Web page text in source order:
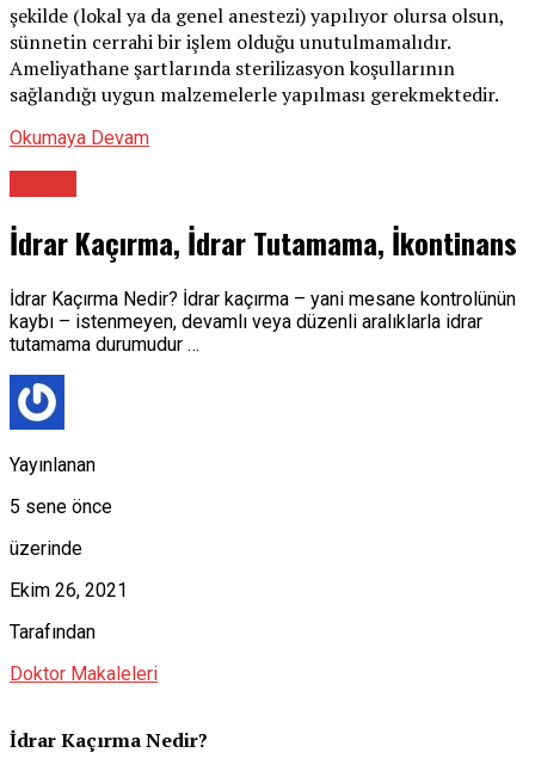
şekilde (lokal ya da genel anestezi) yapılıyor olursa olsun,
sünnetin cerrahi bir işlem olduğu unutulmamalıdır.
Ameliyathane şartlarında sterilizasyon koşullarının
sağlandığı uygun malzemelerle yapılması gerekmektedir.
Okumaya Devam
İdrar Kaçırma, İdrar Tutamama, İkontinans
İdrar Kaçırma Nedir? İdrar kaçırma – yani mesane kontrolünün
kaybı – istenmeyen, devamlı veya düzenli aralıklarla idrar
tutamama durumudur …
Yayınlanan
5 sene önce
üzerinde
Ekim 26, 2021
Tarafından
Doktor Makaleleri
İdrar Kaçırma Nedir?